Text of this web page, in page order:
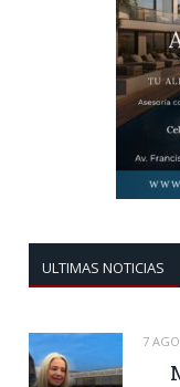
ULTIMAS NOTICIAS
7